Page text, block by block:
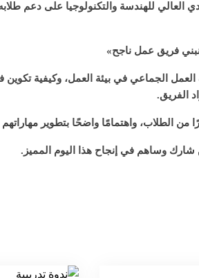
للهندسة والتكنولوجيا على دعم طلابه
فريق عمل ناجح»
العمل الجماعي في بيئة العمل، وكيفية
الفريق.
من الطلاب، واهتمامًا واضحًا بتطوير
وساهم في إنجاح هذا اليوم المميز.